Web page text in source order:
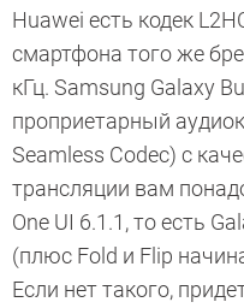
Huawei есть кодек
смартфона того же
кГц. Samsung Galaxy
проприетарный
Seamless Codec) с
трансляции вам
One UI 6.1.1, то есть
(плюс Fold и Flip
Если нет такого,